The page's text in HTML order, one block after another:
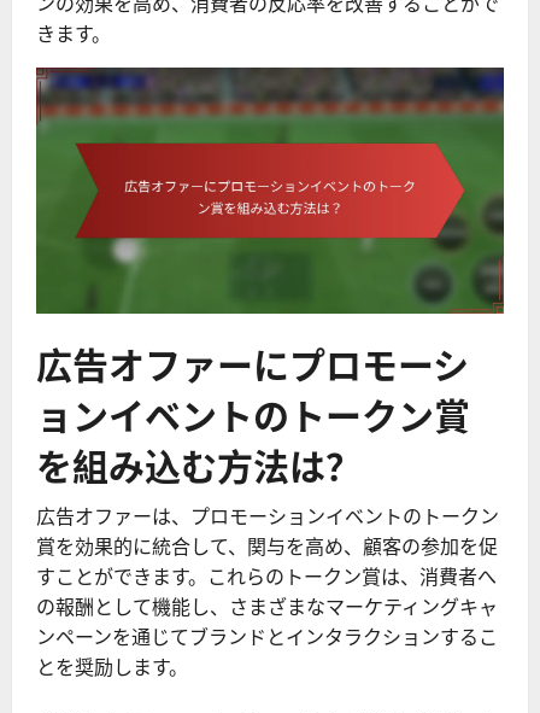
きます。
広告オファーにプロモーシ
ョンイベントのトークン賞
を組み込む方法は？
広告オファーは、プロモーションイベントのトークン
賞を効果的に統合して、関与を高め、顧客の参加を促
すことができます。これらのトークン賞は、消費者へ
の報酬として機能し、さまざまなマーケティングキャ
ンペーンを通じてブランドとインタラクションするこ
とを奨励します。